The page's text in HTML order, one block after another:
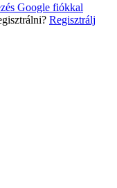
Google fiókkal
Regisztrálj